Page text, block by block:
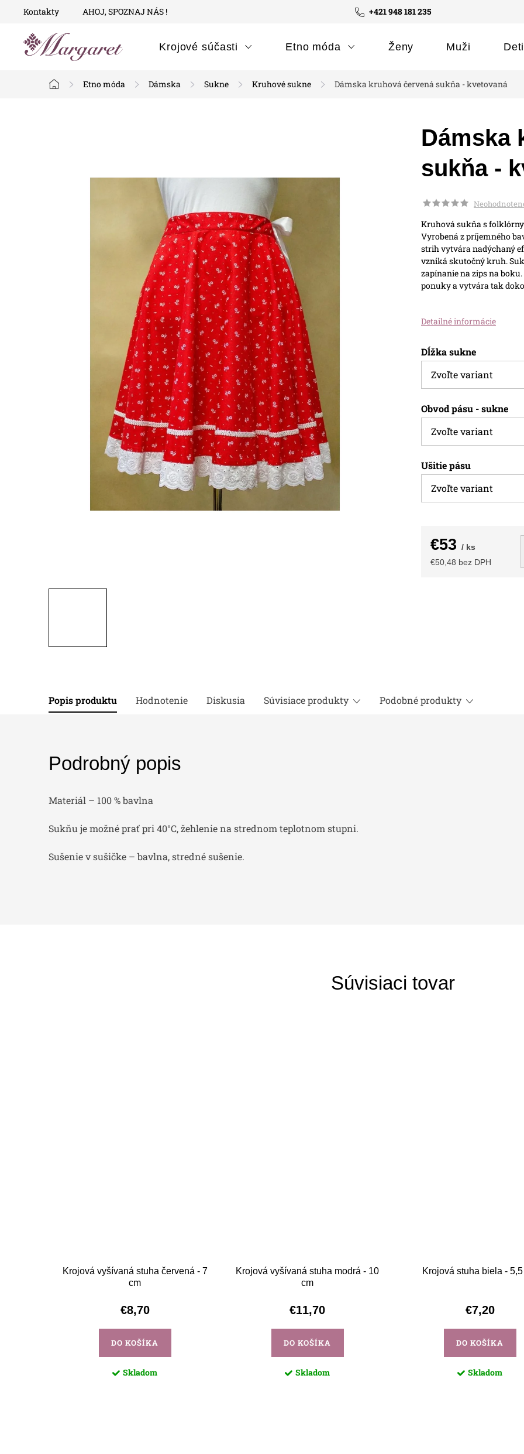
Prejsť
+421 948 181 235
Kontakty AHOJ, SPOZNAJ NÁS !
Krojové súčasti Etno móda Ženy Muži Deti
Domov
Etno móda Dámska Sukne Kruhové sukne Dámska kruhová červená sukňa - kvetovaná
Dámska
sukňa -
Kruhová sukňa s
Vyrobená z príjemného
strih vytvára nadýchaný
vzniká skutočný kruh.
zapínanie na zips na
ponuky a vytvára tak
Detailné informácie
Dĺžka sukne
Obvod pásu - sukne
Ušitie pásu
€53 / ks
€50,48 bez DPH
Popis produktu Hodnotenie Diskusia Súvisiace produkty Podobné produkty
Podrobný popis
Materiál – 100 % bavlna
Sukňu je možné prať pri 40°C, žehlenie na strednom teplotnom stupni.
Sušenie v sušičke – bavlna, stredné sušenie.
Súvisiaci tovar
Krojová vyšívaná stuha červená - 7
cm
€8,70
DO KOŠÍKA
Skladom
Krojová vyšívaná stuha modrá - 10
cm
€11,70
DO KOŠÍKA
Skladom
Krojová stuha biela -
€7,20
DO KOŠÍKA
Skladom